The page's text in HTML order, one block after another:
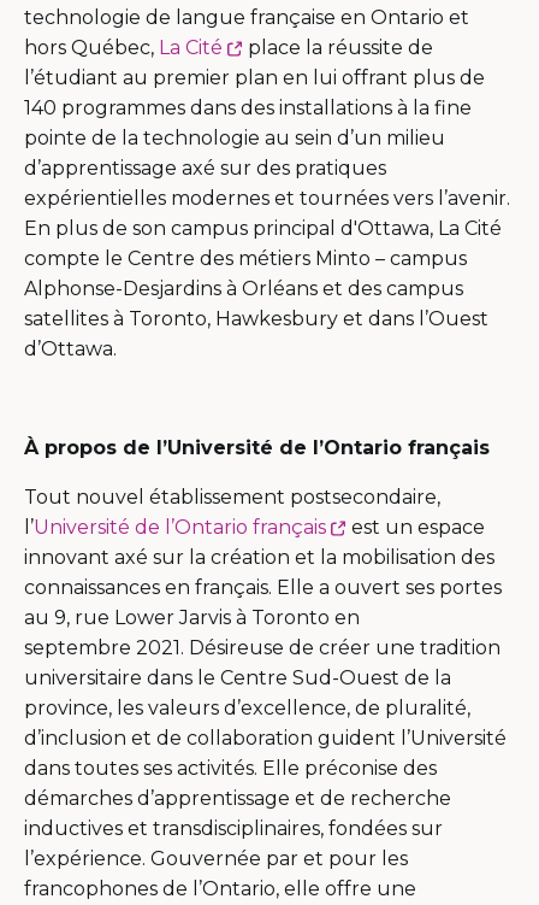
technologie de langue française en Ontario et
hors Québec, La Cité
Ce
lien
s'ouvrira
dans
une
nouvelle
fenêtre
place la réussite de
l’étudiant au premier plan en lui offrant plus de
140 programmes dans des installations à la fine
pointe de la technologie au sein d’un milieu
d’apprentissage axé sur des pratiques
expérientielles modernes et tournées vers l’avenir.
En plus de son campus principal d'Ottawa, La Cité
compte le Centre des métiers Minto – campus
Alphonse-Desjardins à Orléans et des campus
satellites à Toronto, Hawkesbury et dans l’Ouest
d’Ottawa.
À propos de l’Université de l’Ontario français
Tout nouvel établissement postsecondaire,
l’Université de l’Ontario français
Ce
lien
s'ouvrira
dans
une
nouvelle
fenêtre
est un espace
innovant axé sur la création et la mobilisation des
connaissances en français. Elle a ouvert ses portes
au 9, rue Lower Jarvis à Toronto en
septembre 2021. Désireuse de créer une tradition
universitaire dans le Centre Sud-Ouest de la
province, les valeurs d’excellence, de pluralité,
d’inclusion et de collaboration guident l’Université
dans toutes ses activités. Elle préconise des
démarches d’apprentissage et de recherche
inductives et transdisciplinaires, fondées sur
l’expérience. Gouvernée par et pour les
francophones de l’Ontario, elle offre une